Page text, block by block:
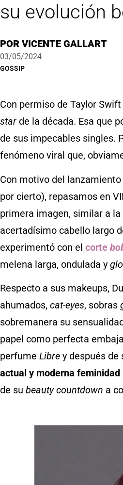
su evolución
POR VICENTE GALLART
03/05/2024
GOSSIP
Con permiso de Taylor
star de la década. Esa que
de sus impecables singles.
fenómeno viral que,
Con motivo del
por cierto), repasamos en
primera imagen, similar a
acertadísimo cabello largo
experimentó con el corte
melena larga, ondulada y
Respecto a sus makeups,
ahumados, cat-eyes, sobras
sobremanera su
papel como perfecta
perfume Libre y después de
actual y moderna feminidad
de su beauty countdown a